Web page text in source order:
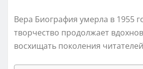
Вера Биография умерла в 1955
творчество продолжает
восхищать поколения